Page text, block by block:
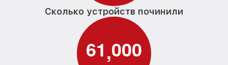
Сколько устройств починили
61,000